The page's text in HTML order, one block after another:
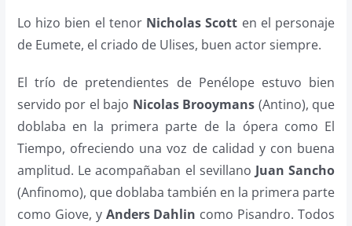
Lo hizo bien el tenor Nicholas Scott en el personaje
de Eumete, el criado de Ulises, buen actor siempre.
El trío de pretendientes de Penélope estuvo bien
servido por el bajo Nicolas Brooymans (Antino), que
doblaba en la primera parte de la ópera como El
Tiempo, ofreciendo una voz de calidad y con buena
amplitud. Le acompañaban el sevillano Juan Sancho
(Anfinomo), que doblaba también en la primera parte
como Giove, y Anders Dahlin como Pisandro. Todos